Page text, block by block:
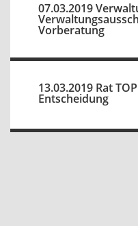
07.03.2019
Vorberatung
13.03.2019 Rat
Entscheidung